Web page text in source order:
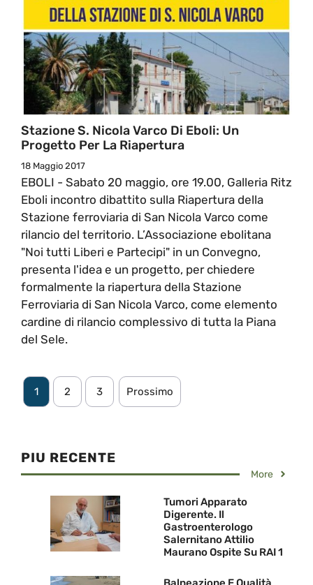
Stazione S. Nicola Varco Di Eboli: Un
Progetto Per La Riapertura
18 Maggio 2017
EBOLI - Sabato 20 maggio, ore 19.00, Galleria Ritz
Eboli incontro dibattito sulla Riapertura della
Stazione ferroviaria di San Nicola Varco come
rilancio del territorio. L’Associazione ebolitana
"Noi tutti Liberi e Partecipi" in un Convegno,
presenta l'idea e un progetto, per chiedere
formalmente la riapertura della Stazione
Ferroviaria di San Nicola Varco, come elemento
cardine di rilancio complessivo di tutta la Piana
del Sele.
1 2 3 Prossimo
PIU RECENTE
More
Tumori Apparato
Digerente. Il
Gastroenterologo
Salernitano Attilio
Maurano Ospite Su RAI 1